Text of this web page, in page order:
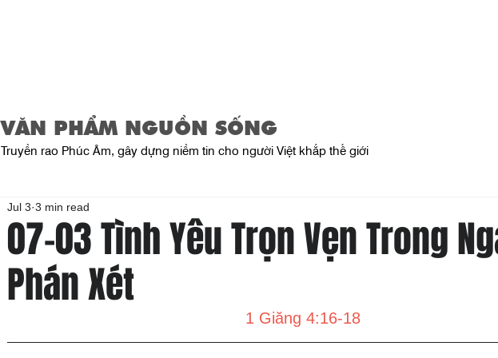
VĂN PHẨM NGUỒN SỐNG
Truyền rao Phúc Âm, gây dựng niềm tin cho người Việt khắp thế giới
07-03 Tình Yêu Trọn Vẹn Trong
Phán Xét
Jul 3 3 min read
1 Giăng 4:16-18